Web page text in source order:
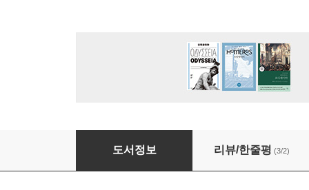
수학이 풀리는 수학사 3 근대
도서정보 리뷰/한줄평 (3/2)